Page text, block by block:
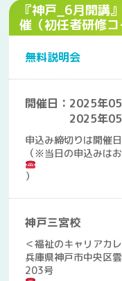
『神戸_6月開講
催（初任者研修コ
無料説明会
開催日：2025年05
2025年05月
申込み締切りは開催
（※当日の申込みは
）
神戸三宮校
＜福祉のキャリアカ
兵庫県神戸市中央区
203号